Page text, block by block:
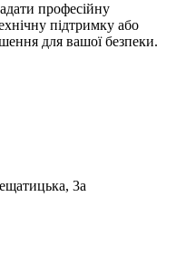
професійну
підтримку або
для вашої безпеки.
3а